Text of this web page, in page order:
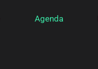
Agenda